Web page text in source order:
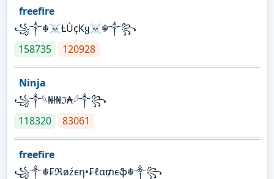
freefire
꧁༒☬☠Ƚ︎ÙçҜყ☠︎☬༒꧂
158735
120928
Ninja
꧁⁣༒𓆩₦ł₦ℑ₳𓆪༒꧂
118320
83061
freefire
꧁༒☬₣ℜøźєη•₣ℓα₥єֆ☬༒꧂